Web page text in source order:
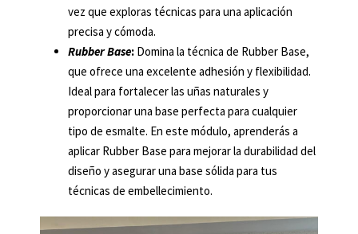
vez que exploras técnicas para una aplicación
precisa y cómoda.
Rubber Base: Domina la técnica de Rubber Base,
que ofrece una excelente adhesión y flexibilidad.
Ideal para fortalecer las uñas naturales y
proporcionar una base perfecta para cualquier
tipo de esmalte. En este módulo, aprenderás a
aplicar Rubber Base para mejorar la durabilidad del
diseño y asegurar una base sólida para tus
técnicas de embellecimiento.